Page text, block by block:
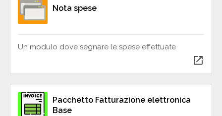
Nota spese
Un modulo dove segnare le spese effettuate
open_in_new
Pacchetto Fatturazione elettronica
Base